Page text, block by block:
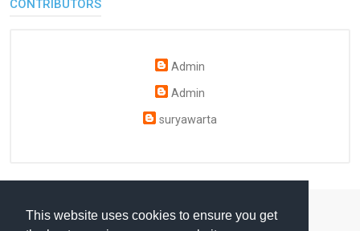
This website uses cookies to ensure you get
CONTRIBUTORS
Admin
Admin
suryawarta